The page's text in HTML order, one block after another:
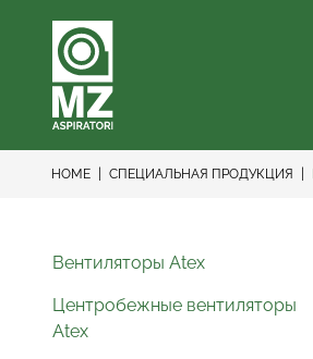
HOME СПЕЦИАЛЬНАЯ ПРОДУКЦИЯ
Вентиляторы Atex
Центробежные вентиляторы
Atex